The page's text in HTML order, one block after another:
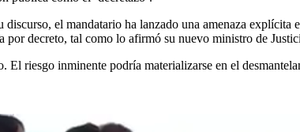
el mandatario ha lanzado una amenaza
por decreto, tal como lo afirmó su nuevo ministro de
riesgo inminente podría materializarse en el